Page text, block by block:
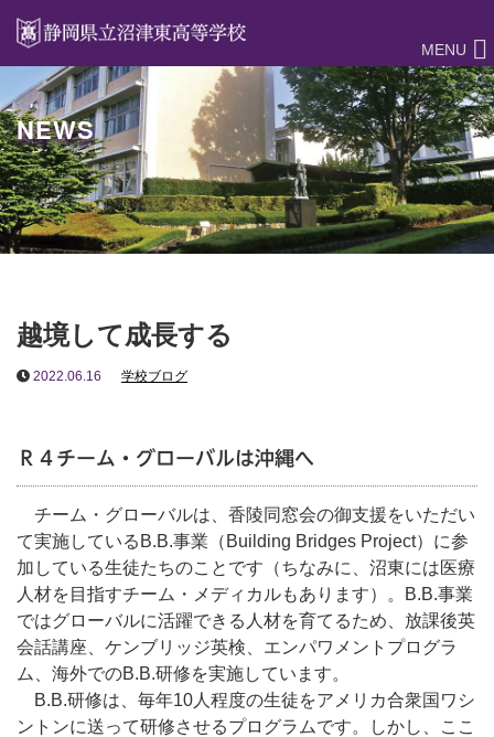
MENU
NEWS
越境して成長する
2022.06.16 学校ブログ
Ｒ４チーム・グローバルは沖縄へ
チーム・グローバルは、香陵同窓会の御支援をいただい
て実施しているB.B.事業（Building Bridges Project）に参
加している生徒たちのことです（ちなみに、沼東には医療
人材を目指すチーム・メディカルもあります）。B.B.事業
ではグローバルに活躍できる人材を育てるため、放課後英
会話講座、ケンブリッジ英検、エンパワメントプログラ
ム、海外でのB.B.研修を実施しています。
B.B.研修は、毎年10人程度の生徒をアメリカ合衆国ワシ
ントンに送って研修させるプログラムです。しかし、ここ